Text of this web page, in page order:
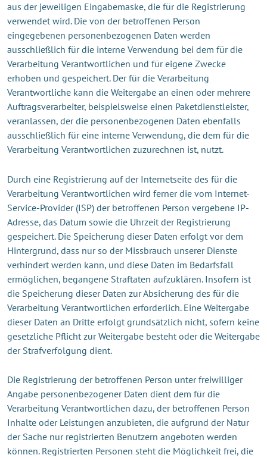
aus der jeweiligen Eingabemaske, die für die Registrierung
verwendet wird. Die von der betroffenen Person
eingegebenen personenbezogenen Daten werden
ausschließlich für die interne Verwendung bei dem für die
Verarbeitung Verantwortlichen und für eigene Zwecke
erhoben und gespeichert. Der für die Verarbeitung
Verantwortliche kann die Weitergabe an einen oder mehrere
Auftragsverarbeiter, beispielsweise einen Paketdienstleister,
veranlassen, der die personenbezogenen Daten ebenfalls
ausschließlich für eine interne Verwendung, die dem für die
Verarbeitung Verantwortlichen zuzurechnen ist, nutzt.
Durch eine Registrierung auf der Internetseite des für die
Verarbeitung Verantwortlichen wird ferner die vom Internet-
Service-Provider (ISP) der betroffenen Person vergebene IP-
Adresse, das Datum sowie die Uhrzeit der Registrierung
gespeichert. Die Speicherung dieser Daten erfolgt vor dem
Hintergrund, dass nur so der Missbrauch unserer Dienste
verhindert werden kann, und diese Daten im Bedarfsfall
ermöglichen, begangene Straftaten aufzuklären. Insofern ist
die Speicherung dieser Daten zur Absicherung des für die
Verarbeitung Verantwortlichen erforderlich. Eine Weitergabe
dieser Daten an Dritte erfolgt grundsätzlich nicht, sofern keine
gesetzliche Pflicht zur Weitergabe besteht oder die Weitergabe
der Strafverfolgung dient.
Die Registrierung der betroffenen Person unter freiwilliger
Angabe personenbezogener Daten dient dem für die
Verarbeitung Verantwortlichen dazu, der betroffenen Person
Inhalte oder Leistungen anzubieten, die aufgrund der Natur
der Sache nur registrierten Benutzern angeboten werden
können. Registrierten Personen steht die Möglichkeit frei, die